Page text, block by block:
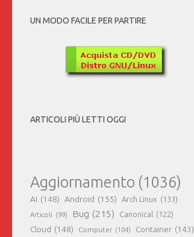
UN MODO FACILE PER PARTIRE
ARTICOLI PIÙ LETTI OGGI
Aggiornamento (1036)
AI (148) Android (155) Arch Linux (133)
Articoli (99) Bug (215) Canonical (122)
Cloud (148) Computer (104) Container (143)